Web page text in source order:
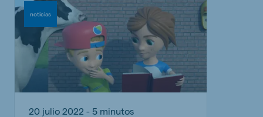
noticias
20 julio 2022 - 5 minutos